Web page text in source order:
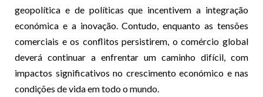
geopolítica e de políticas que incentivem a integração
económica e a inovação. Contudo, enquanto as tensões
comerciais e os conflitos persistirem, o comércio global
deverá continuar a enfrentar um caminho difícil, com
impactos significativos no crescimento económico e nas
condições de vida em todo o mundo.